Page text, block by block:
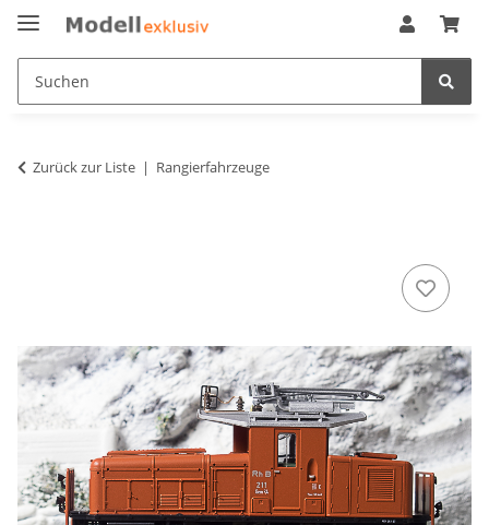
Zurück zur Liste Rangierfahrzeuge